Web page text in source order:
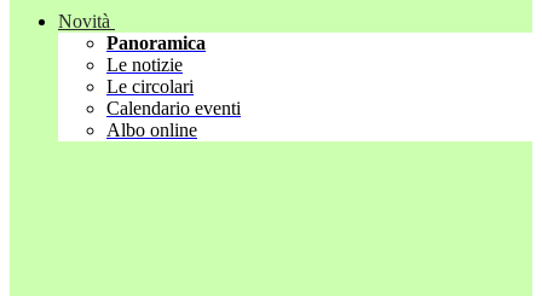
Novità
Panoramica
Le notizie
Le circolari
Calendario eventi
Albo online